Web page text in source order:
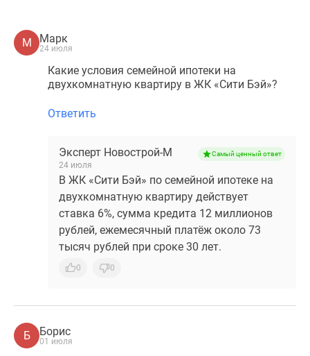
М Марк
24 июля
Какие условия семейной ипотеки на
двухкомнатную квартиру в ЖК «Сити Бэй»?
Ответить
Эксперт Новострой-М
24 июля
Самый ценный ответ
В ЖК «Сити Бэй» по семейной ипотеке на
двухкомнатную квартиру действует
ставка 6%, сумма кредита 12 миллионов
рублей, ежемесячный платёж около 73
тысяч рублей при сроке 30 лет.
0 0
Б Борис
01 июля